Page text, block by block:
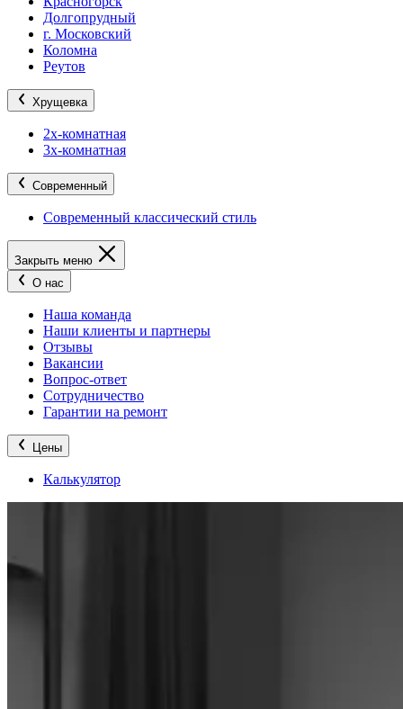
Долгопрудный
г. Московский
Коломна
Реутов
Хрущевка
2х-комнатная
3х-комнатная
Современный
Современный классический стиль
Закрыть меню
О нас
Наша команда
Наши клиенты и партнеры
Отзывы
Вакансии
Вопрос-ответ
Сотрудничество
Гарантии на ремонт
Цены
Калькулятор